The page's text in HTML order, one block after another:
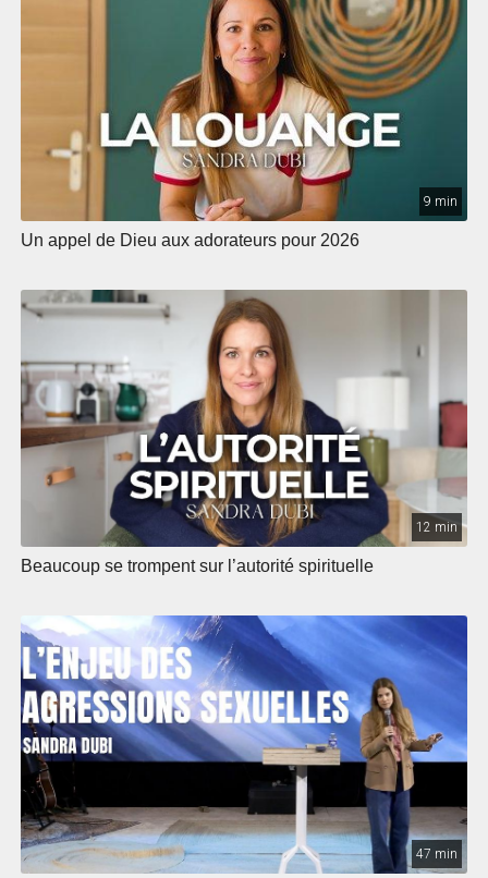
9 min
Un appel de Dieu aux adorateurs pour 2026
12 min
Beaucoup se trompent sur l’autorité spirituelle
47 min